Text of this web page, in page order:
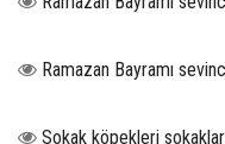
Ramazan Bayramı
Sokak köpekleri